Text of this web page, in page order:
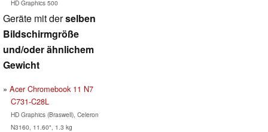
HD Graphics 500
Geräte mit derselben
Bildschirmgröße
und/oder ähnlichem
Gewicht
Acer Chromebook 11 N7
C731-C28L
HD Graphics (Braswell), Celeron
N3160, 11.60", 1.3 kg